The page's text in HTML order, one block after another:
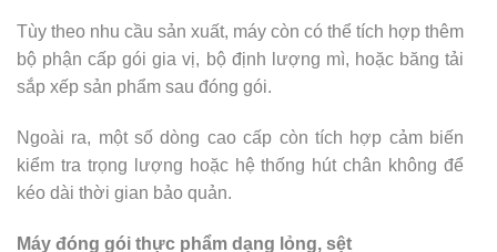
Tùy theo nhu cầu sản xuất, máy còn có thể tích hợp thêm
bộ phận cấp gói gia vị, bộ định lượng mì, hoặc băng tải
sắp xếp sản phẩm sau đóng gói.
Ngoài ra, một số dòng cao cấp còn tích hợp cảm biến
kiểm tra trọng lượng hoặc hệ thống hút chân không để
kéo dài thời gian bảo quản.
Máy đóng gói thực phẩm dạng lỏng, sệt